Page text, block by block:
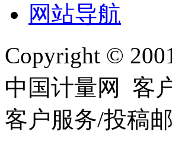
网站导航
Copyright ©
中国计量网 客
客户服务/投稿